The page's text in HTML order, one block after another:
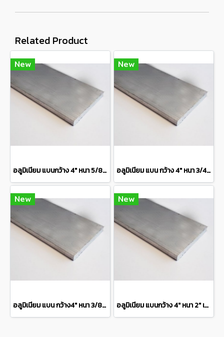
Related Product
New
อลูมิเนียม แบนกว้าง 4" หนา 5/8" เกรด 6063 Aluminium Flat Bar แบ่งขายความยาว 10 เซนติเมตร
New
อลูมิเนียม แบน กว้าง 4" หนา 3/4" เกรด 6063 Aluminium Flat Bar แบ่งขายความยาว 10 เซนติเมตร
New
อลูมิเนียม แบน กว้าง4" หนา 3/8" เกรด 6063Aluminium Flat Bar แบ่งขายความยาว 10 เซนติเมตร
New
อลูมิเนียม แบนกว้าง 4" หนา 2" เกรด 6063 Aluminium Flat Barแบ่งขายความยาว 10 เซนติเมตร